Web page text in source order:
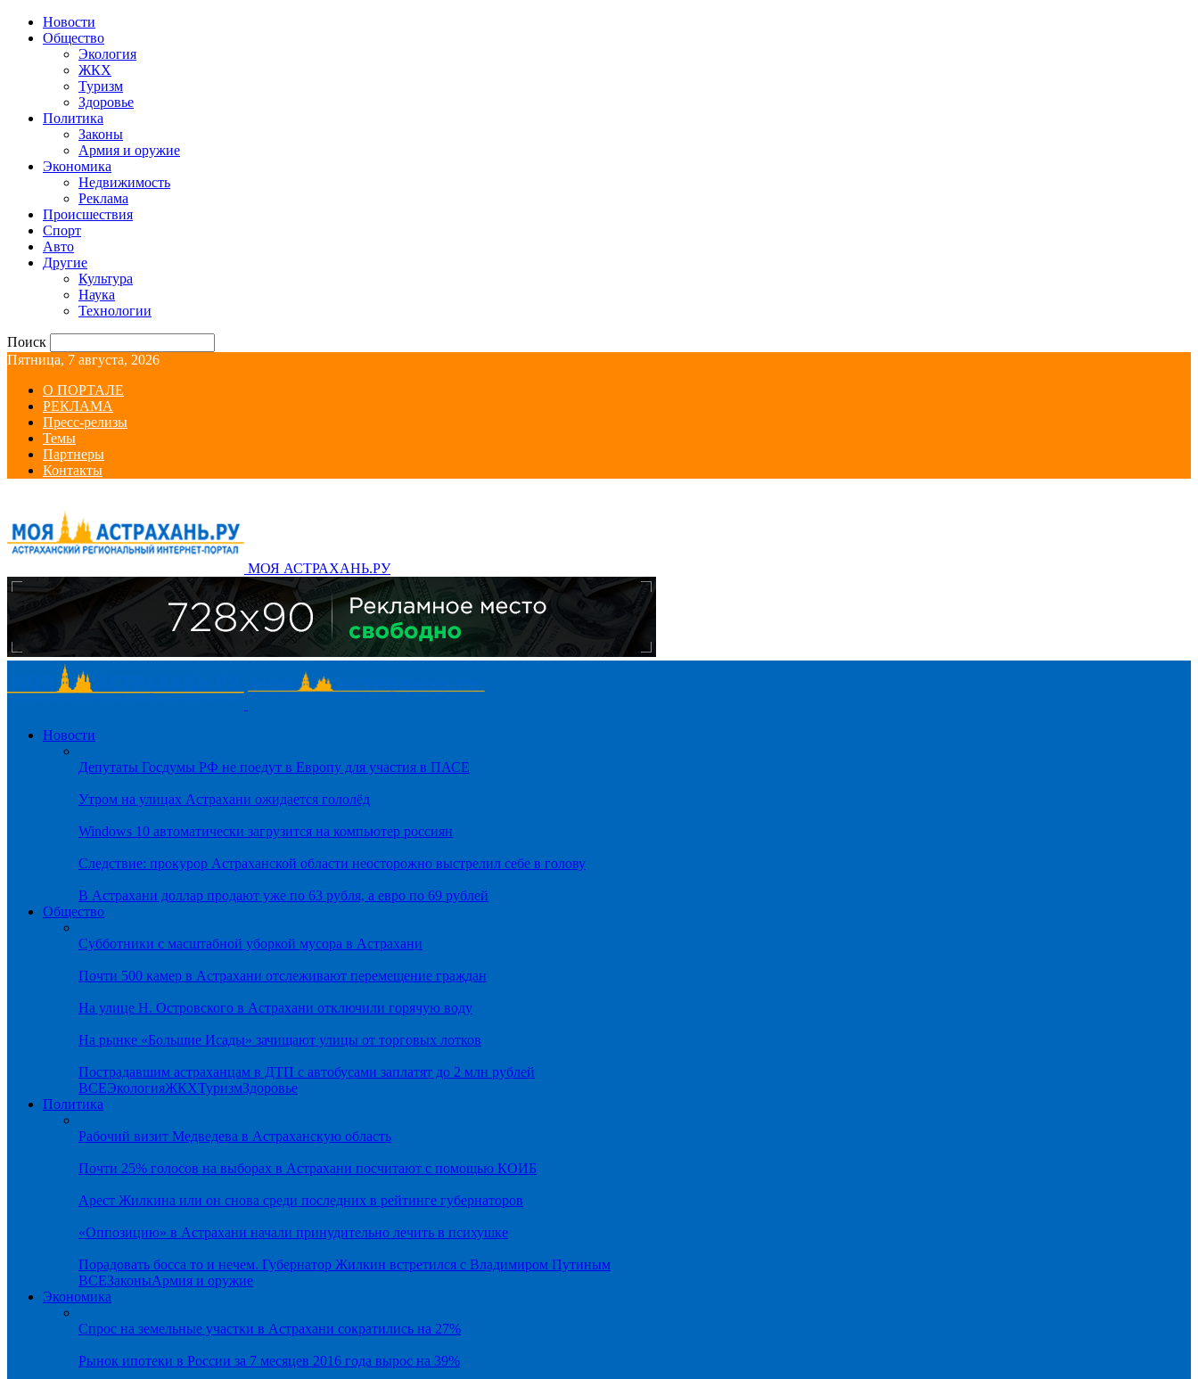
Новости
Общество
Экология
ЖКХ
Туризм
Здоровье
Политика
Законы
Армия и оружие
Экономика
Недвижимость
Реклама
Происшествия
Спорт
Авто
Другие
Культура
Наука
Технологии
Поиск
Пятница, 7 августа, 2026
О ПОРТАЛЕ
РЕКЛАМА
Пресс-релизы
Темы
Партнеры
Контакты
МОЯ АСТРАХАНЬ.РУ
Новости
Депутаты Госдумы РФ не поедут в Европу для участия в ПАСЕ
Утром на улицах Астрахани ожидается гололёд
Windows 10 автоматически загрузится на компьютер россиян
Следствие: прокурор Астраханской области неосторожно выстрелил себе в голову
В Астрахани доллар продают уже по 63 рубля, а евро по 69 рублей
Общество
Субботники с масштабной уборкой мусора в Астрахани
Почти 500 камер в Астрахани отслеживают перемещение граждан
На улице Н. Островского в Астрахани отключили горячую воду
На рынке «Большие Исады» зачищают улицы от торговых лотков
Пострадавшим астраханцам в ДТП с автобусами заплатят до 2 млн рублей
ВСЕЭкологияЖКХТуризмЗдоровье
Политика
Рабочий визит Медведева в Астраханскую область
Почти 25% голосов на выборах в Астрахани посчитают с помощью КОИБ
Арест Жилкина или он снова среди последних в рейтинге губернаторов
«Оппозицию» в Астрахани начали принудительно лечить в психушке
Порадовать босса то и нечем. Губернатор Жилкин встретился с Владимиром Путиным
ВСЕЗаконыАрмия и оружие
Экономика
Спрос на земельные участки в Астрахани сократились на 27%
Рынок ипотеки в России за 7 месяцев 2016 года вырос на 39%